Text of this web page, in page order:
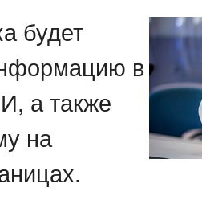
будет
в
а также
на